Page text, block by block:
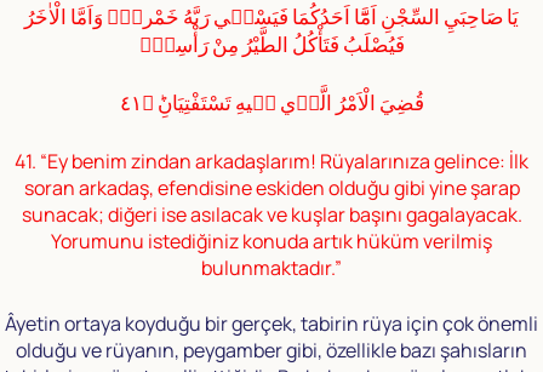
يَا صَاحِبَيِ السِّجْنِ اَمَّٓا اَحَدُكُمَا فَيَسْقٖي رَبَّهُ خَمْراًۚ وَاَمَّا الْاٰخَرُ
فَيُصْلَبُ فَتَأْكُلُ الطَّيْرُ مِنْ رَأْسِهٖؕ
قُضِيَ الْاَمْرُ الَّذٖي فٖيهِ تَسْتَفْتِيَانِؕ ﴿٤١
41. “Ey benim zindan arkadaşlarım! Rüyalarınıza gelince: İlk
soran arkadaş, efendisine eskiden olduğu gibi yine şarap
sunacak; diğeri ise asılacak ve kuşlar başını gagalayacak.
Yorumunu istediğiniz konuda artık hüküm verilmiş
bulunmaktadır.”
Âyetin ortaya koyduğu bir gerçek, tabirin rüya için çok önemli
olduğu ve rüyanın, peygamber gibi, özellikle bazı şahısların